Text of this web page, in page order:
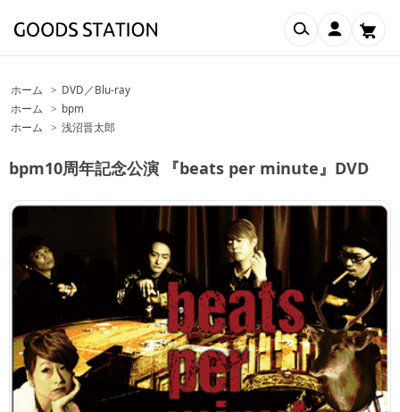
検索 マイアカウ
ホーム > DVD／Blu-ray
ホーム
> bpm
ホーム
> 浅沼晋太郎
bpm10周年記念公演 『beats per minute』DVD